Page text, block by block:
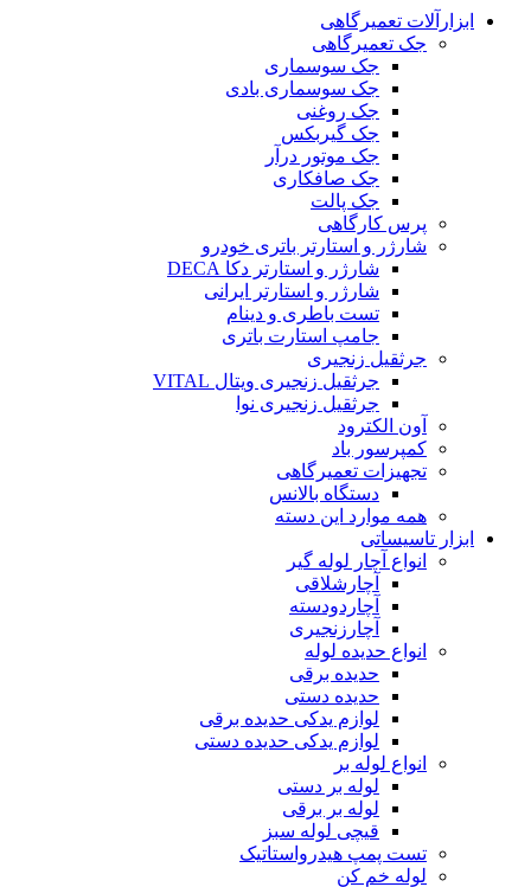
ابزارآلات تعمیرگاهی
جک تعمیرگاهی
جک سوسماری
جک سوسماری بادی
جک روغنی
جک گیربکس
جک موتور درآر
جک صافکاری
جک پالت
پرس کارگاهی
شارژر و استارتر باتری خودرو
شارژر و استارتر دکا DECA
شارژر و استارتر ایرانی
تست باطری و دینام
جامپ استارت باتری
جرثقیل زنجیری
جرثقیل زنجیری ویتال VITAL
جرثقیل زنجیری نوا
آون الکترود
کمپرسور باد
تجهیزات تعمیرگاهی
دستگاه بالانس
همه موارد این دسته
ابزار تاسیساتی
انواع آچار لوله گیر
آچارشلاقی
آچاردودسته
آچارزنجیری
انواع حدیده لوله
حدیده برقی
حدیده دستی
لوازم یدکی حدیده برقی
لوازم یدکی حدیده دستی
انواع لوله بر
لوله بر دستی
لوله بر برقی
قیچی لوله سبز
تست پمپ هیدرواستاتیک
لوله خم کن